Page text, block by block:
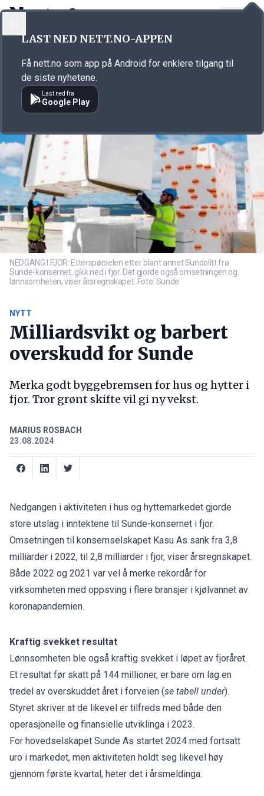
Annonsørinnhold
NEDGANG I FJOR: Etterspørselen etter blant annet Sundolitt fra
Sunde-konsernet, gikk ned i fjor. Det gjorde også omsetningen og
lønnsomheten, viser årsregnskapet. Foto: Sunde
NYTT
Milliardsvikt og barbert
overskudd for Sunde
Merka godt byggebremsen for hus og hytter i
fjor. Tror grønt skifte vil gi ny vekst.
MARIUS ROSBACH
23.08.2024
Nedgangen i aktiviteten i hus og hyttemarkedet gjorde
store utslag i inntektene til Sunde-konsernet i fjor.
Omsetningen til konsernselskapet Kasu As sank fra 3,8
milliarder i 2022, til 2,8 milliarder i fjor, viser årsregnskapet.
Både 2022 og 2021 var vel å merke rekordår for
virksomheten med oppsving i flere bransjer i kjølvannet av
koronapandemien.
Kraftig svekket resultat
Lønnsomheten ble også kraftig svekket i løpet av fjoråret.
Et resultat før skatt på 144 millioner, er bare om lag en
tredel av overskuddet året i forveien (se tabell under).
Styret skriver at de likevel er tilfreds med både den
operasjonelle og finansielle utviklinga i 2023.
For hovedselskapet Sunde As startet 2024 med fortsatt
uro i markedet, men aktiviteten holdt seg likevel høy
gjennom første kvartal, heter det i årsmeldinga.
LAST NED NETT.NO-APPEN
Få nett.no som app på Android for enklere tilgang til
de siste nyhetene.
Last ned fra
Google Play